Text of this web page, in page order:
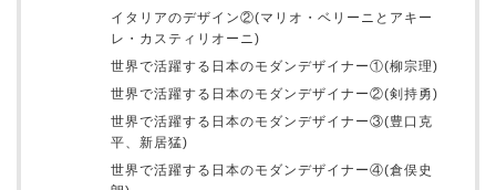
イタリアのデザイン②(マリオ・ベリーニとアキー
レ・カスティリオーニ)
世界で活躍する日本のモダンデザイナー①(柳宗理)
世界で活躍する日本のモダンデザイナー②(剣持勇)
世界で活躍する日本のモダンデザイナー③(豊口克
平、新居猛)
世界で活躍する日本のモダンデザイナー④(倉俣史